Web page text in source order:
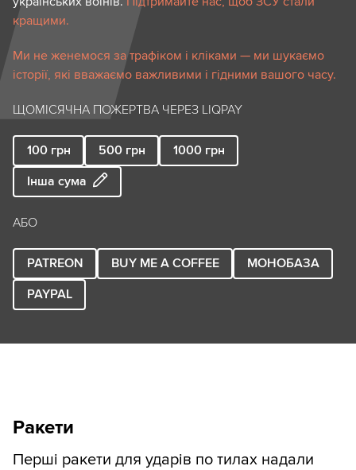
кращими.
Ми не женемося за трафіком і кліками — ми шукаємо
історії, які вважаємо важливими і гідними вашого часу.
ЩОМІСЯЧНА ПОЖЕРТВА ЧЕРЕЗ LIQPAY
100 грн 500 грн 1000 грн
Інша сума
АБО
PATREON BUY ME A COFFEE
МОНОБАЗА
PAYPAL
Ракети
Перші ракети для ударів по тилах надали